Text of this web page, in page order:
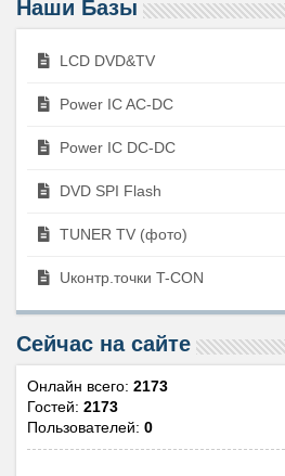
Наши Базы
LCD DVD&TV
Power IC AC-DC
Power IC DC-DC
DVD SPI Flash
TUNER TV (фото)
Uконтр.точки T-CON
Сейчас на сайте
Онлайн всего: 2173
Гостей: 2173
Пользователей: 0